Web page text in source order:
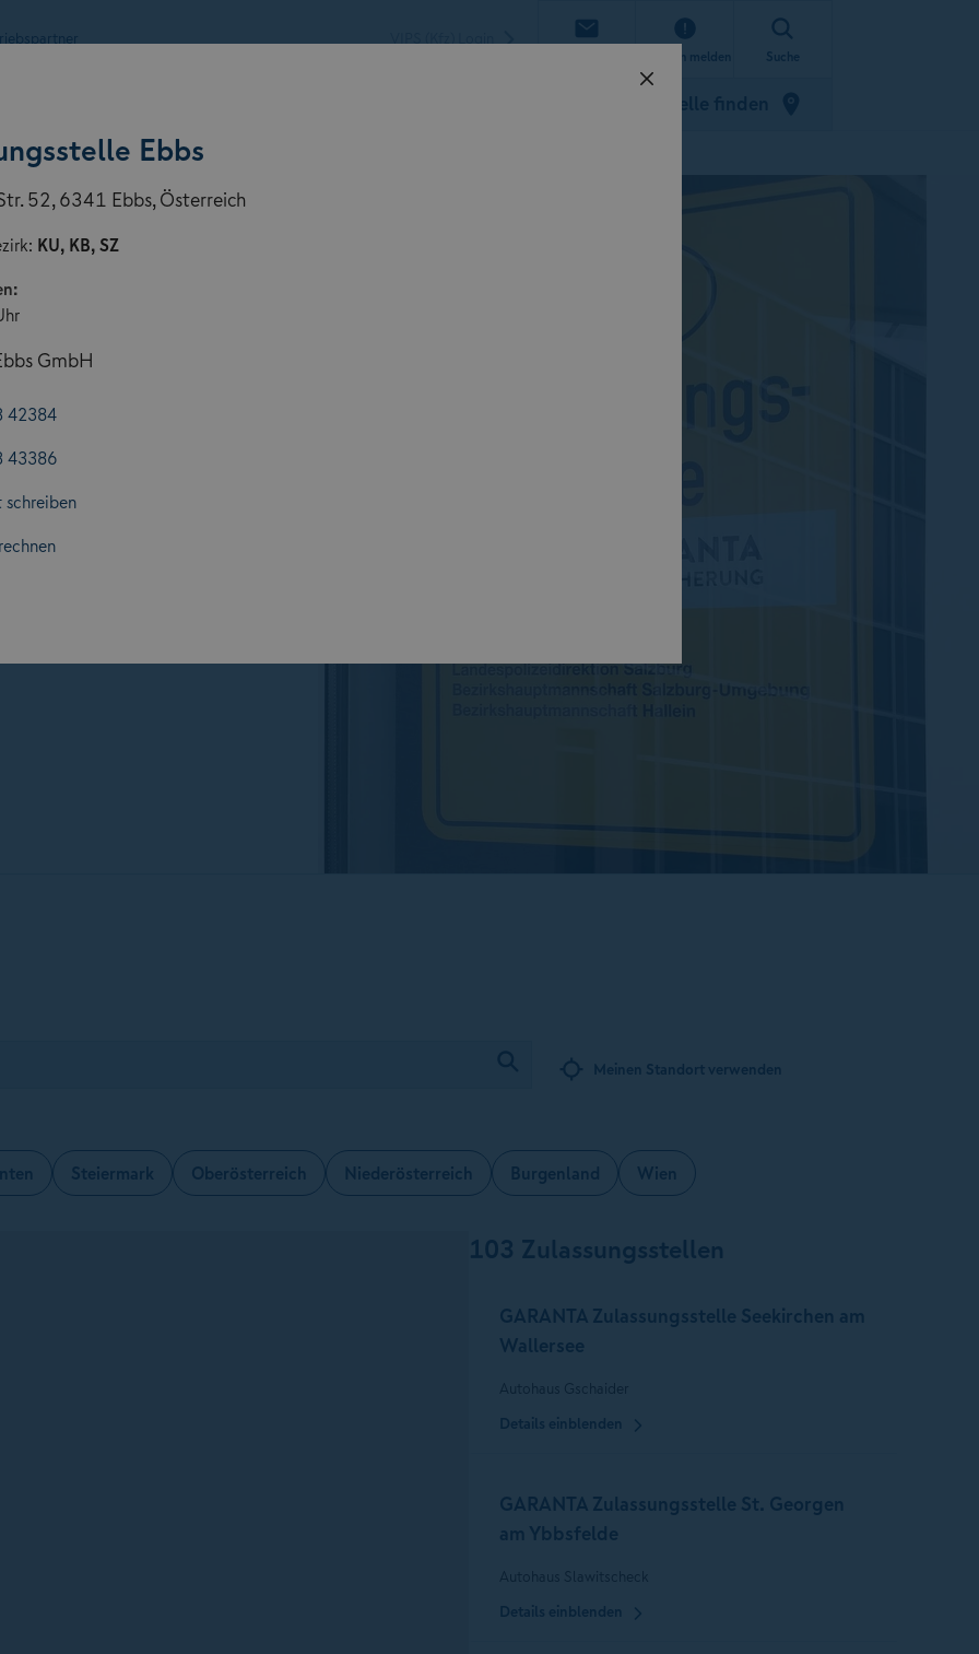
VIPS (Kfz) Login
Schaden melden Suche
GARANTA
Meinen Standort verwenden
Steiermark Oberösterreich Niederösterreich Burgenland Wien
103 Zulassungsstellen
GARANTA Zulassungsstelle Seekirchen am
Wallersee
Autohaus Gschaider
Details einblenden
GARANTA Zulassungsstelle St. Georgen
am Ybbsfelde
Autohaus Slawitscheck
Details einblenden
Ebbs
52, 6341 Ebbs, Österreich
KU, KB, SZ
GmbH
42384
43386